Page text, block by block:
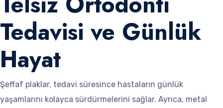
Tedavisi ve Günlük
Hayat
Şeffaf plaklar, tedavi süresince hastaların günlük
yaşamlarını kolayca sürdürmelerini sağlar. Ayrıca, metal